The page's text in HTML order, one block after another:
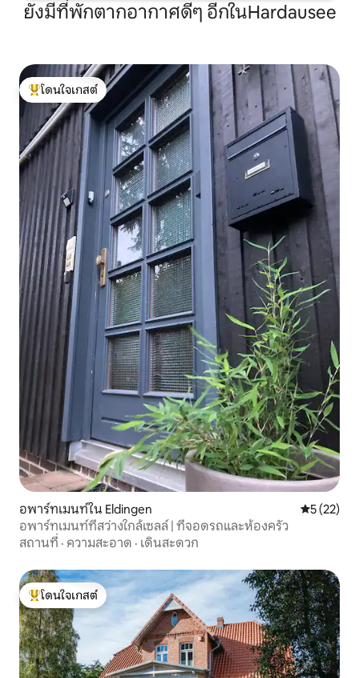
ยังมีที่พักตากอากาศดีๆ อีกในHardausee
โดนใจเกสต์ที่สุด
โดนใจเกสต์
อพาร์ทเมนท์ใน Eldingen คะแนนเฉลี่
5 (22)
อพาร์ทเมนท์ที่สว่างใกล้เซลล์ | ที่จอดรถและห้องครัว
สถานที่ · ความสะอาด · เดินสะดวก
โดนใจเกสต์ที่สุด
โดนใจเกสต์